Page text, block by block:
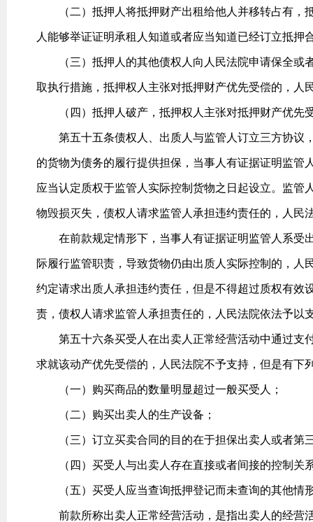
（二）抵押人将抵押财产出租给他人并移转占有，
人能够举证证明承租人知道或者应当知道已经订立抵押
（三）抵押人的其他债权人向人民法院申请保全或
取执行措施，抵押权人主张对抵押财产优先受偿的，人
（四）抵押人破产，抵押权人主张对抵押财产优先
第五十五条债权人、出质人与监管人订立三方协议
的货物为债务的履行提供担保，当事人有证据证明监
应当认定质权于监管人实际控制货物之日起设立。监
物毁损灭失，债权人请求监管人承担违约责任的，人民
在前款规定情形下，当事人有证据证明监管人系受
际履行监管职责，导致货物仍由出质人实际控制的，
约定请求出质人承担违约责任，但是不得超过质权有效
责，债权人请求监管人承担责任的，人民法院依法予以
第五十六条买受人在出卖人正常经营活动中通过支
求就该动产优先受偿的，人民法院不予支持，但是有下
（一）购买商品的数量明显超过一般买受人；
（二）购买出卖人的生产设备；
（三）订立买卖合同的目的在于担保出卖人或者第
（四）买受人与出卖人存在直接或者间接的控制关
（五）买受人应当查询抵押登记而未查询的其他情
前款所称出卖人正常经营活动，是指出卖人的经营